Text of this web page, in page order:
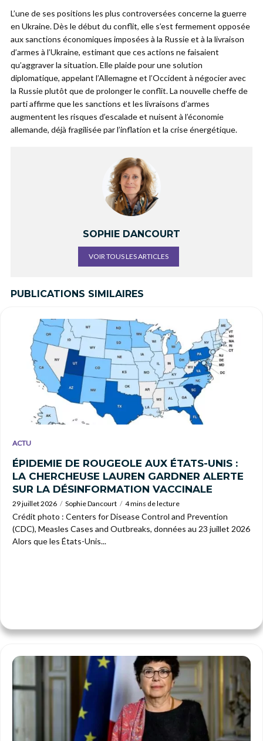
L’une de ses positions les plus controversées concerne la guerre
en Ukraine. Dès le début du conflit, elle s’est fermement opposée
aux sanctions économiques imposées à la Russie et à la livraison
d’armes à l’Ukraine, estimant que ces actions ne faisaient
qu’aggraver la situation. Elle plaide pour une solution
diplomatique, appelant l’Allemagne et l’Occident à négocier avec
la Russie plutôt que de prolonger le conflit. La nouvelle cheffe de
parti affirme que les sanctions et les livraisons d’armes
augmentent les risques d’escalade et nuisent à l’économie
allemande, déjà fragilisée par l’inflation et la crise énergétique.
SOPHIE DANCOURT
VOIR TOUS LES ARTICLES
PUBLICATIONS SIMILAIRES
ACTU
ÉPIDEMIE DE ROUGEOLE AUX ÉTATS-UNIS :
LA CHERCHEUSE LAUREN GARDNER ALERTE
SUR LA DÉSINFORMATION VACCINALE
29 juillet 2026 Sophie Dancourt 4 mins de lecture
Crédit photo : Centers for Disease Control and Prevention
(CDC), Measles Cases and Outbreaks, données au 23 juillet 2026
Alors que les États-Unis...